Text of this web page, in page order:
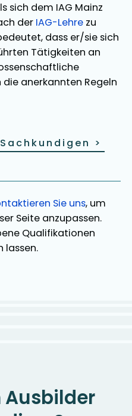
sich dem IAG Mainz
der IAG-Lehre zu
dass er/sie sich
Tätigkeiten an
anerkannten Regeln
>
Sie uns, um
Seite anzupassen.
Qualifikationen
lassen.
Ausbilder